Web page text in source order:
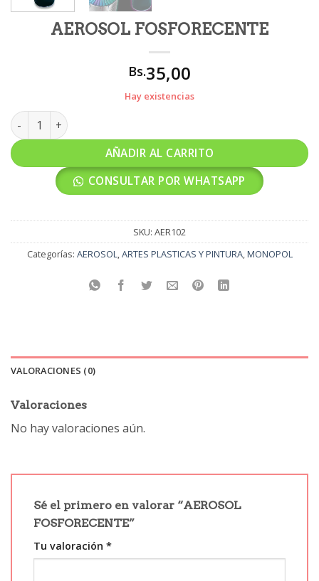
AEROSOL FOSFORECENTE
Bs.35,00
Hay existencias
AEROSOL FOSFORECENTE cantidad
AÑADIR AL CARRITO
CONSULTAR POR WHATSAPP
SKU: AER102
Categorías: AEROSOL,ARTES PLASTICAS Y PINTURA,MONOPOL
VALORACIONES (0)
Valoraciones
No hay valoraciones aún.
Sé el primero en valorar “AEROSOL
FOSFORECENTE”
Tu valoración *